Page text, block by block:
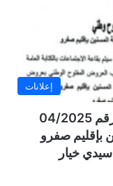
إعلانات
إعلان عن طلب عروض مفتوح وطني رقم 04/2025
بإقليم صفرو
سيدي خيار